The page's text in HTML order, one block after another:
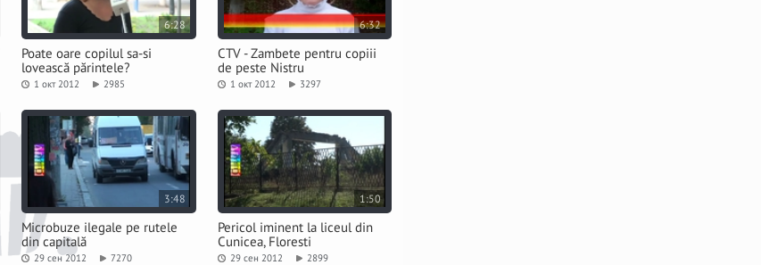
6:28
Poate oare copilul sa-si
lovească părintele?
1 окт 2012 2985
6:32
CTV - Zambete pentru copiii
de peste Nistru
1 окт 2012 3297
3:48
Microbuze ilegale pe rutele
din capitală
29 сен 2012 7270
1:50
Pericol iminent la liceul din
Cunicea, Floresti
29 сен 2012 2899